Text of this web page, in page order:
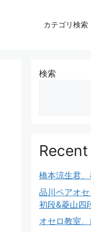
カテゴリ検索
検索
橋本涼生君、
品川ペアオ
初段&菱山四
オセロ教室、